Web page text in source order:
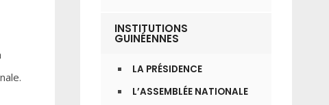
INSTITUTIONS
GUINÉENNES
LA PRÉSIDENCE
L’ASSEMBLÉE NATIONALE